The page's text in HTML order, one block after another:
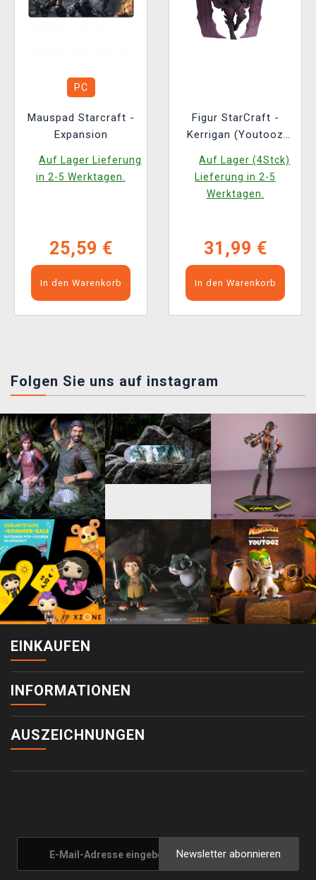
PC
Mauspad Starcraft -
Expansion
Auf Lager Lieferung
in 2-5 Werktagen.
25,59 €
In den Warenkorb
Figur StarCraft -
Kerrigan (Youtooz
Auf Lager (4Stck)
Lieferung in 2-5
Werktagen.
31,99 €
In den Warenkorb
Folgen Sie uns auf instagram
EINKAUFEN
INFORMATIONEN
AUSZEICHNUNGEN
Newsletter abonnieren